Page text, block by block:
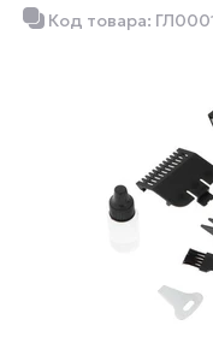
Код товара: